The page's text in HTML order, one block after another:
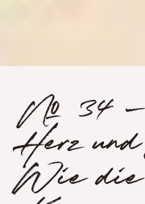
№ 34
Herz
Wie die